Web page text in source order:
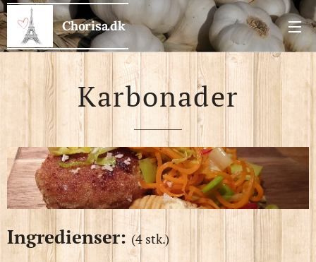
Chorisa.dk
Karbonader
Ingredienser:(4 stk.)